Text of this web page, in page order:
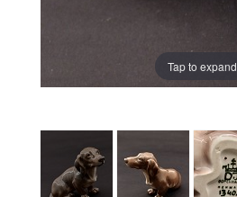
Tap to expand